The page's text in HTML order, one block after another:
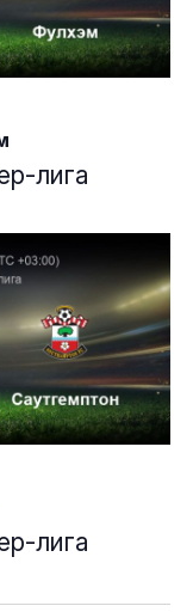
лига
лига